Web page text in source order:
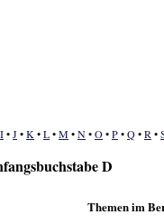
D
Themen im
I•J•K •L•M•N•O•P•Q•R •